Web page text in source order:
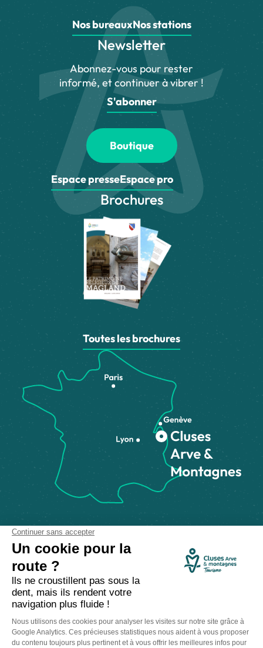
Nos bureauxNos stations
Newsletter
Abonnez-vous pour rester
informé, et continuer à vibrer !
S'abonner
Boutique
Espace presseEspace pro
Brochures
Toutes les brochures
Comment venir ?
Made with by IRIS Interactive
Mentions légales - Politique de confidentialité
Accessibilité numérique
conditions d'utilisationde Google s'appliquent.